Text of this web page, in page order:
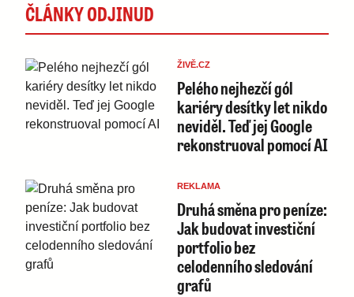
ČLÁNKY ODJINUD
ŽIVĚ.CZ
Pelého nejhezčí gól
kariéry desítky let nikdo
neviděl. Teď jej Google
rekonstruoval pomocí AI
REKLAMA
Druhá směna pro peníze:
Jak budovat investiční
portfolio bez
celodenního sledování
grafů